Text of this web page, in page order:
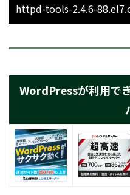
httpd-tools-2.4.6-
WordPressが利用で